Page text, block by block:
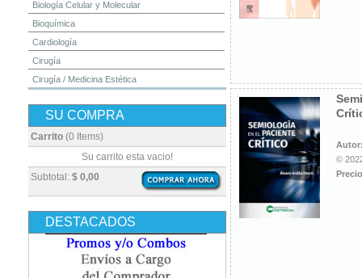
Biología Celular y Molecular
Bioquímica
Cardiología
Cirugía
Cirugía / Medicina Estética
Dermatología
Diagnóstico por Imagen / Radiología
Embriología
Enfermería
Epidemiología
Farmacia / Farmacología
Fisiatría / Kinesiología
SU COMPRA
Carrito (0 Items)
Subtotal: $ 0,00
Su carrito esta vacio!
DESTACADOS
©